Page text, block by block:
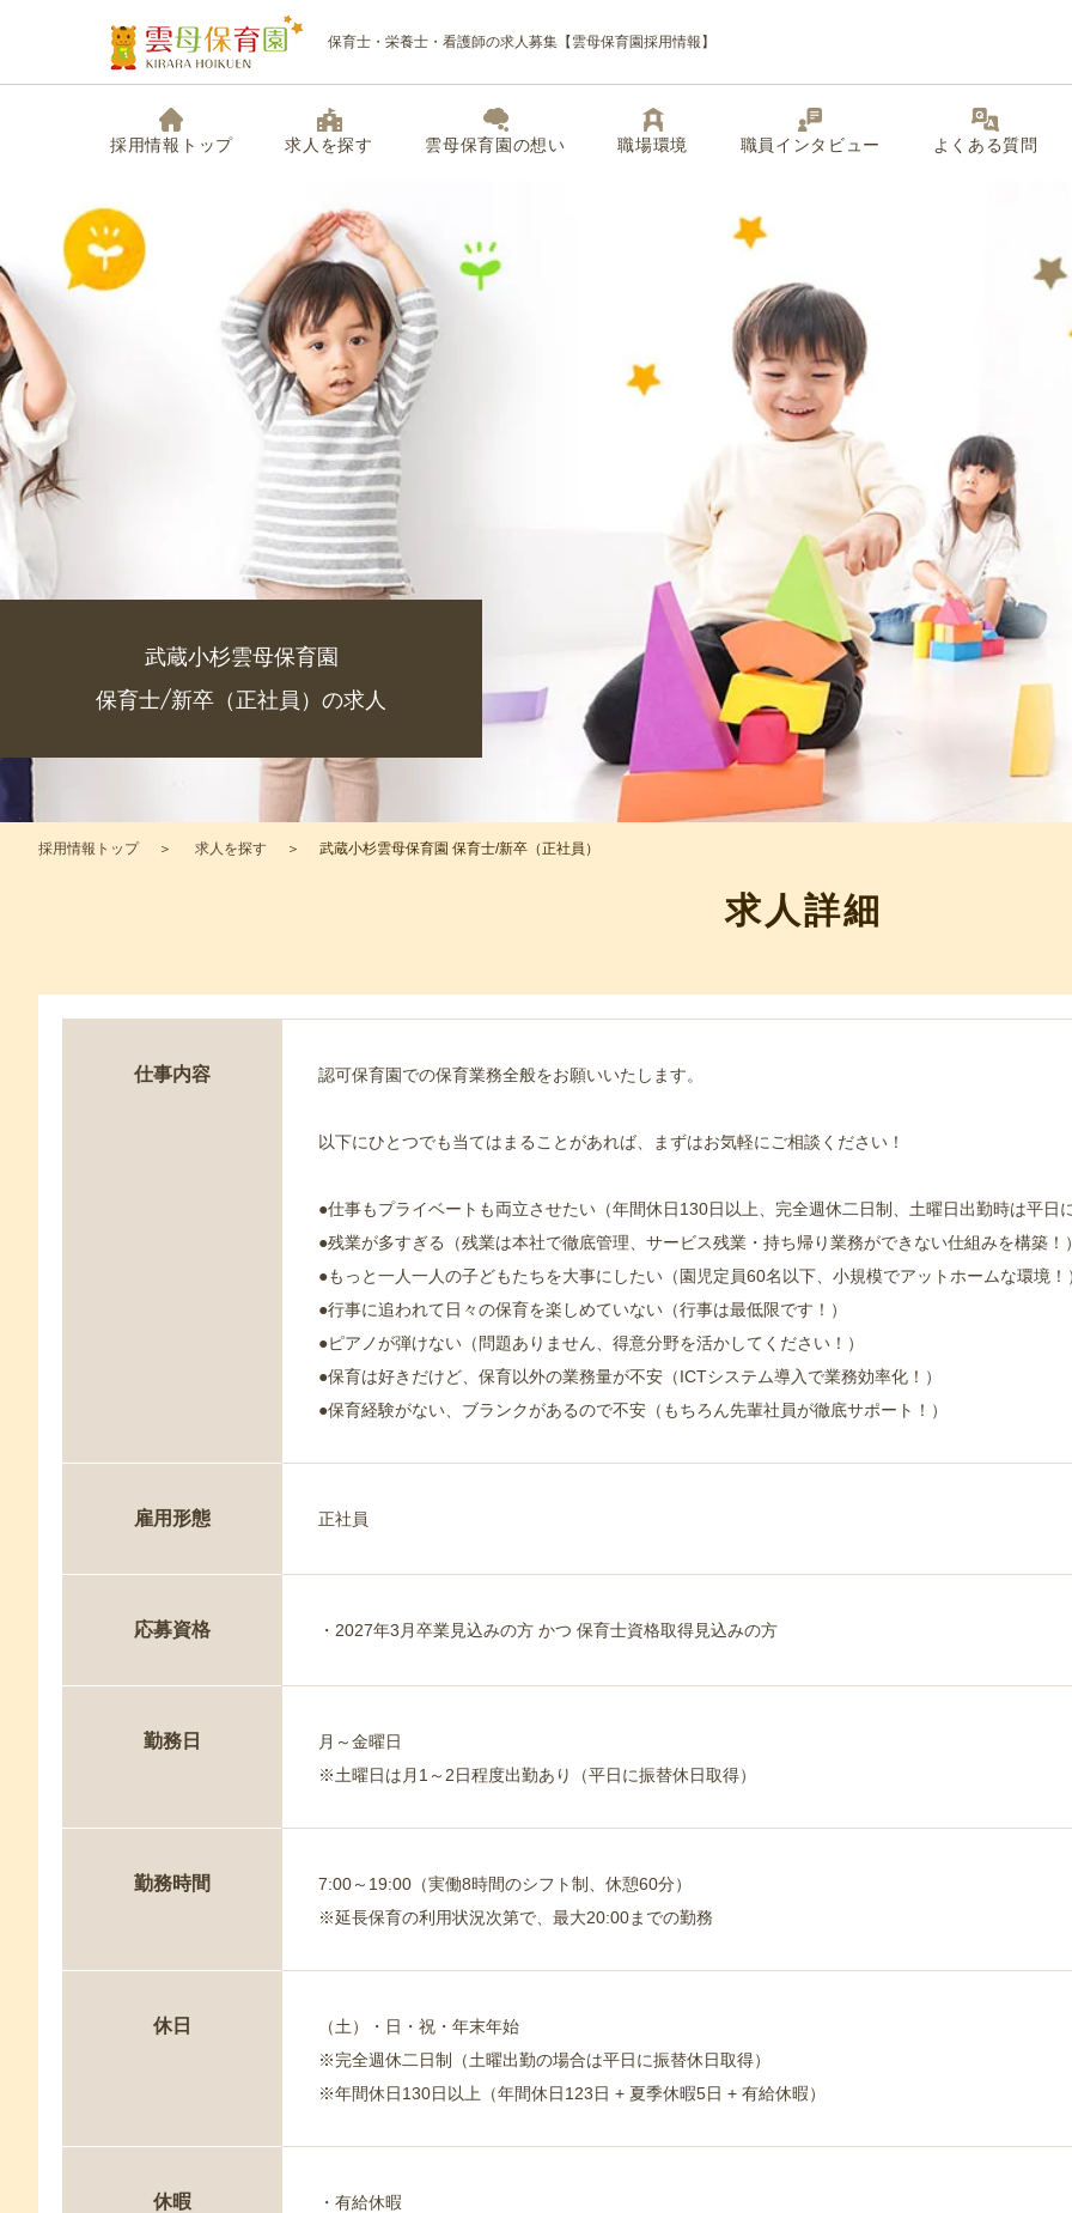
保育士・栄養士・看護師の求人募集【雲母保育園採用情報】
採用情報トップ 求人を探す 雲母保育園の想い 職場環境 職員インタビュー よくある質問
武蔵小杉雲母保育園
保育士/新卒（正社員）の求人
採用情報トップ 求人を探す 武蔵小杉雲母保育園 保育士/新卒（正社員）
求人詳細
仕事内容 認可保育園での保育業務全般をお願いいたします。
以下にひとつでも当てはまることがあれば、まずはお気軽にご相談ください！
●仕事もプライベートも両立させたい（年間休日130日以上、完全週休二日制、土曜日出勤時は平日
●残業が多すぎる（残業は本社で徹底管理、サービス残業・持ち帰り業務ができない仕組みを構築！）
●もっと一人一人の子どもたちを大事にしたい（園児定員60名以下、小規模でアットホームな環境！
●行事に追われて日々の保育を楽しめていない（行事は最低限です！）
●ピアノが弾けない（問題ありません、得意分野を活かしてください！）
●保育は好きだけど、保育以外の業務量が不安（ICTシステム導入で業務効率化！）
●保育経験がない、ブランクがあるので不安（もちろん先輩社員が徹底サポート！）
雇用形態 正社員
応募資格 ・2027年3月卒業見込みの方 かつ 保育士資格取得見込みの方
勤務日
月～金曜日
※土曜日は月1～2日程度出勤あり（平日に振替休日取得）
勤務時間
7:00～19:00（実働8時間のシフト制、休憩60分）
※延長保育の利用状況次第で、最大20:00までの勤務
休日
（土）・日・祝・年末年始
※完全週休二日制（土曜出勤の場合は平日に振替休日取得）
※年間休日130日以上（年間休日123日 + 夏季休暇5日 + 有給休暇）
休暇
・有給休暇